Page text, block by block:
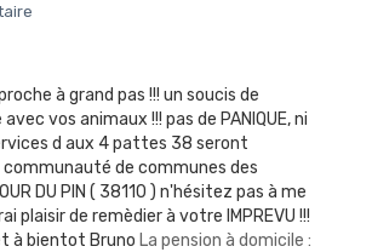
à grand pas !!! un soucis de
vos animaux !!! pas de PANIQUE, ni
d aux 4 pattes 38 seront
communauté de communes des
DU PIN ( 38110 ) n'hésitez pas à me
plaisir de remèdier à votre IMPREVU !!!
à bientot Bruno La pension à domicile :